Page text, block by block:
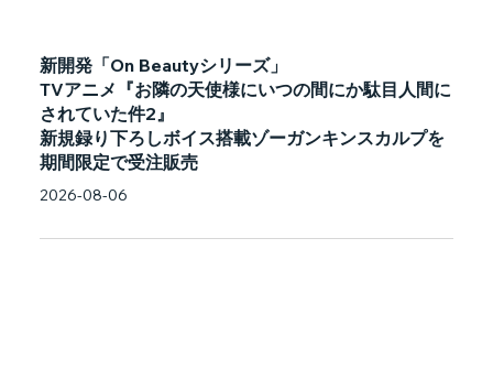
新開発「On Beautyシリーズ」
TVアニメ『お隣の天使様にいつの間にか駄目人間に
されていた件2』
新規録り下ろしボイス搭載ゾーガンキンスカルプを
期間限定で受注販売
2026-08-06